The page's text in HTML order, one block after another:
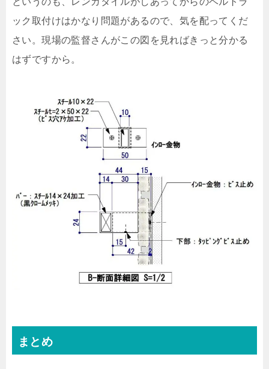
ック取付けはかなり問題があるので、気を配ってくだ
さい。現場の監督さんがこの図を見ればきっと分かる
はずですから。
まとめ